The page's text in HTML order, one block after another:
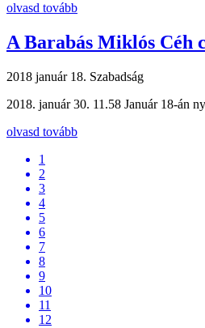
olvasd tovább
A Barabás Miklós Céh
2018 január 18. Szabadság
2018. január 30. 11.58 Január 18-án
olvasd tovább
1
2
3
4
5
6
7
8
9
10
11
12